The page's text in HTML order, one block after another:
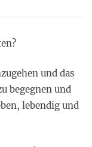
und das
begegnen und
lebendig und